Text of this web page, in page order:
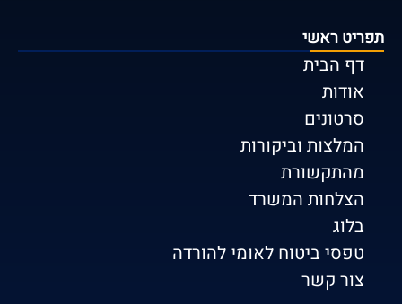
תפריט ראשי
דף הבית
אודות
סרטונים
המלצות וביקורות
מהתקשורת
הצלחות המשרד
בלוג
טפסי ביטוח לאומי להורדה
צור קשר